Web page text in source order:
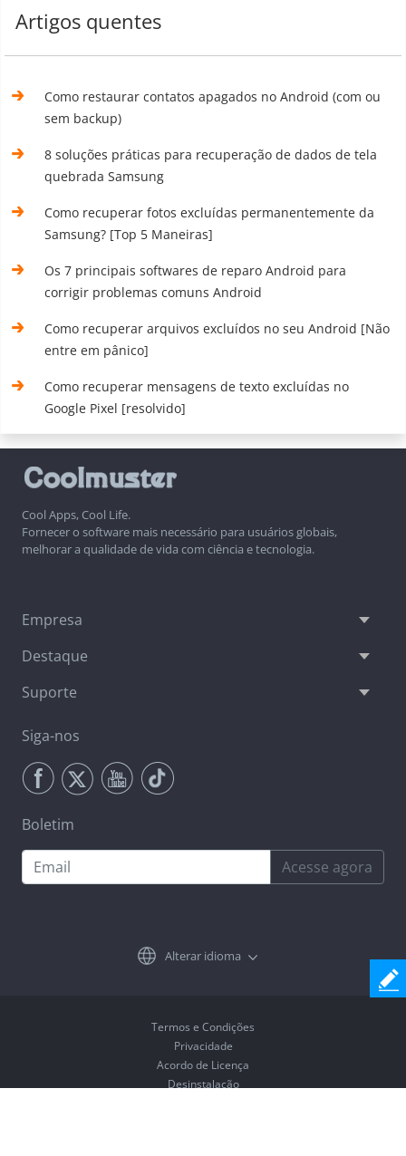
Artigos quentes
Como restaurar contatos apagados no Android (com ou
sem backup)
8 soluções práticas para recuperação de dados de tela
quebrada Samsung
Como recuperar fotos excluídas permanentemente da
Samsung? [Top 5 Maneiras]
Os 7 principais softwares de reparo Android para
corrigir problemas comuns Android
Como recuperar arquivos excluídos no seu Android [Não
entre em pânico]
Como recuperar mensagens de texto excluídas no
Google Pixel [resolvido]
Cool Apps, Cool Life.
Fornecer o software mais necessário para usuários globais,
melhorar a qualidade de vida com ciência e tecnologia.
Empresa
Destaque
Suporte
Siga-nos
Boletim
Acesse agora
Alterar idioma
Termos e Condições
Privacidade
Acordo de Licença
Desinstalação